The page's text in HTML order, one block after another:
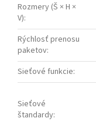
Rozmery (Š × H ×
V):
Rýchlosť prenosu
paketov:
Sieťové funkcie:
Sieťové
štandardy: